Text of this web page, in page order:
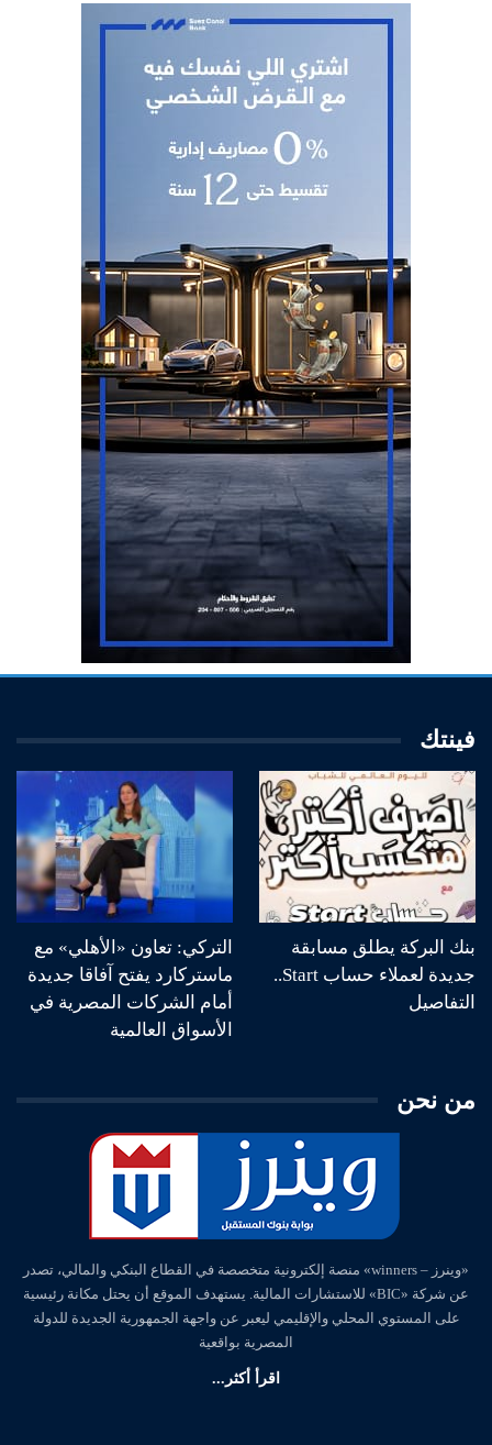
فينتك
بنك البركة يطلق مسابقة
جديدة لعملاء حساب Start..
التفاصيل
التركي: تعاون «الأهلي» مع
ماستركارد يفتح آفاقا جديدة
أمام الشركات المصرية في
الأسواق العالمية
من نحن
«وينرز – winners» منصة إلكترونية متخصصة في القطاع البنكي والمالي، تصدر
عن شركة «BIC» للاستشارات المالية. يستهدف الموقع أن يحتل مكانة رئيسية
على المستوي المحلي والإقليمي ليعبر عن واجهة الجمهورية الجديدة للدولة
المصرية بواقعية
اقرأ أكثر...